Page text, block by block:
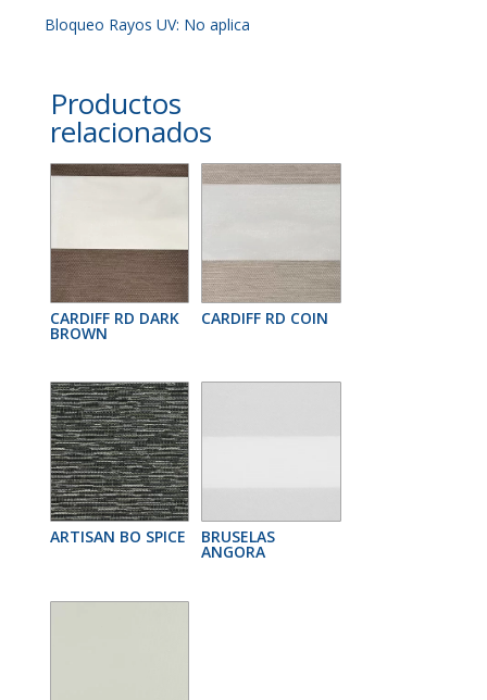
Bloqueo Rayos UV: No aplica
Productos
relacionados
CARDIFF RD DARK
BROWN
CARDIFF RD COIN
ARTISAN BO SPICE BRUSELAS
ANGORA